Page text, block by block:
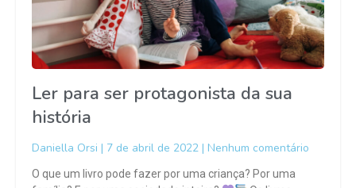
Ler para ser protagonista da sua
história
Daniella Orsi 7 de abril de 2022 Nenhum comentário
O que um livro pode fazer por uma criança? Por uma